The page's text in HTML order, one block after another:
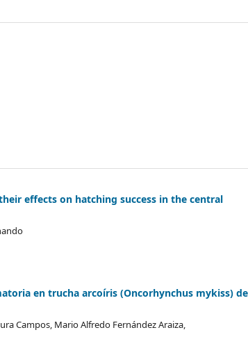
effects on hatching success in the central
en trucha arcoíris (Oncorhynchus mykiss) de
Campos, Mario Alfredo Fernández Araiza,